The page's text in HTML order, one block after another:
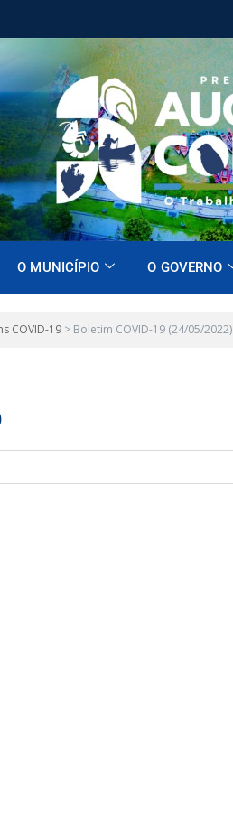
O MUNICÍPIO O GOVERNO
COVID-19 > Boletim COVID-19 (24/05/2022)